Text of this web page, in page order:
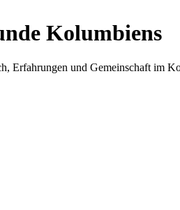
Kolumbiens
Erfahrungen und Gemeinschaft im